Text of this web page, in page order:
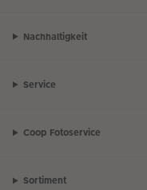
Nachhaltigkeit
Service
Coop Fotoservice
Sortiment